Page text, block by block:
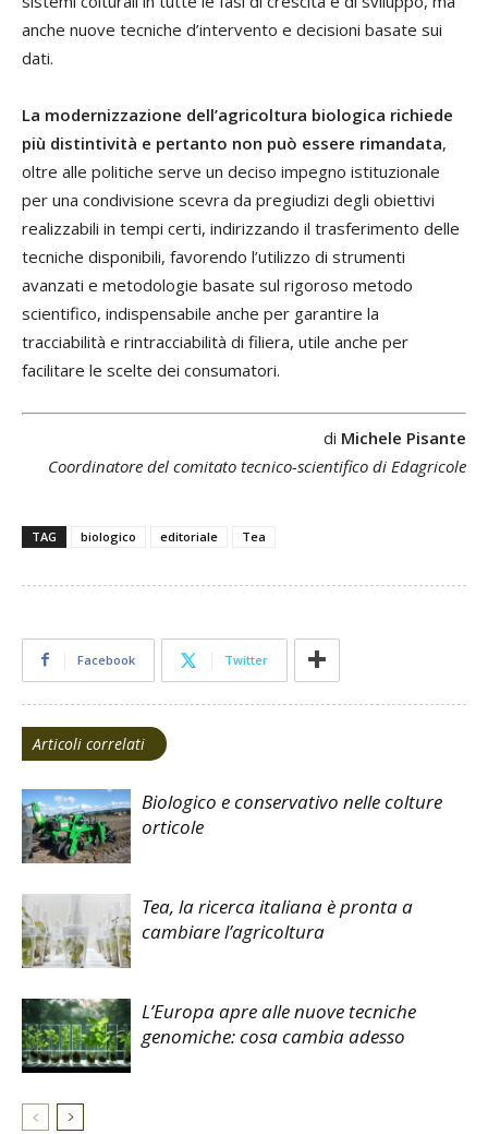
anche nuove tecniche d’intervento e decisioni basate sui
dati.
La modernizzazione dell’agricoltura biologica richiede
più distintività e pertanto non può essere rimandata,
oltre alle politiche serve un deciso impegno istituzionale
per una condivisione scevra da pregiudizi degli obiettivi
realizzabili in tempi certi, indirizzando il trasferimento delle
tecniche disponibili, favorendo l’utilizzo di strumenti
avanzati e metodologie basate sul rigoroso metodo
scientifico, indispensabile anche per garantire la
tracciabilità e rintracciabilità di filiera, utile anche per
facilitare le scelte dei consumatori.
di Michele Pisante
Coordinatore del comitato tecnico-scientifico di Edagricole
TAG biologico editoriale Tea
Facebook Twitter
Articoli correlati
Biologico e conservativo nelle colture
orticole
Tea, la ricerca italiana è pronta a
cambiare l’agricoltura
L’Europa apre alle nuove tecniche
genomiche: cosa cambia adesso